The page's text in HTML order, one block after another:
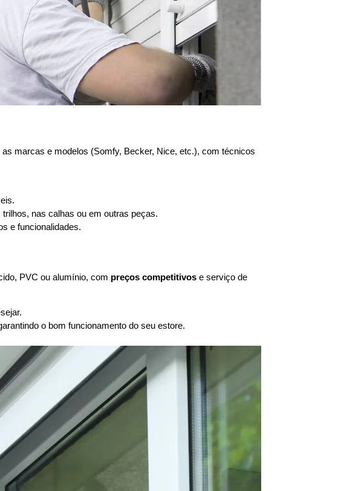
as marcas e modelos (Somfy, Becker, Nice, etc.), com técnicos
nas calhas ou em outras peças.
e funcionalidades.
PVC ou alumínio, com preços competitivos e serviço de
o bom funcionamento do seu estore.